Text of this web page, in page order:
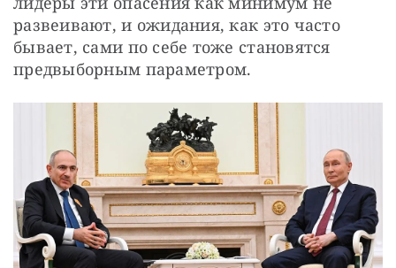
развеивают, и ожидания, как это часто
бывает, сами по себе тоже становятся
предвыборным параметром.